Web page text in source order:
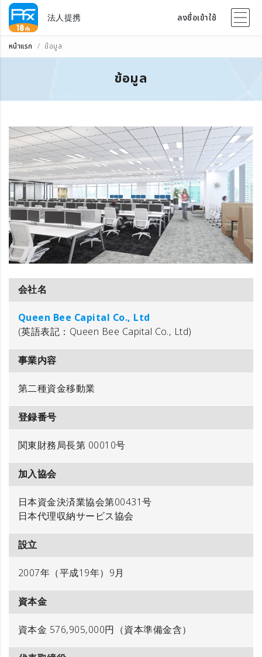
法人提携 ลงชื่อเข้าใช้
หน้าแรก ข้อมูล
ข้อมูล
会社名
Queen Bee Capital Co., Ltd
(英語表記：Queen Bee Capital Co., Ltd)
事業内容
第二種資金移動業
登録番号
関東財務局長第 00010号
加入協会
日本資金決済業協会第00431号
日本代理収納サービス協会
設立
2007年（平成19年）9月
資本金
資本金 576,905,000円（資本準備金含）